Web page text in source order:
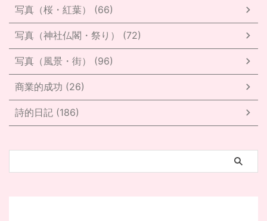
写真（桜・紅葉） (66)
写真（神社仏閣・祭り） (72)
写真（風景・街） (96)
商業的成功 (26)
詩的日記 (186)